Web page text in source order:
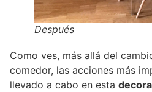
Después
Como ves, más allá del
comedor, las acciones más
llevado a cabo en esta